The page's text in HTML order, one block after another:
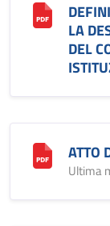
LA
DEL
ATTO
Ultima